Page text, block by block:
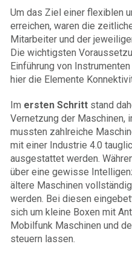
Um das Ziel einer flexiblen
erreichen, waren die
Mitarbeiter und der
Die wichtigsten
Einführung von
hier die Elemente
Im ersten Schritt stand
Vernetzung der Maschinen,
mussten zahlreiche
mit einer Industrie 4.0
ausgestattet werden.
über eine gewisse
ältere Maschinen
werden. Bei diesen
sich um kleine Boxen mit
Mobilfunk Maschinen und
steuern lassen.